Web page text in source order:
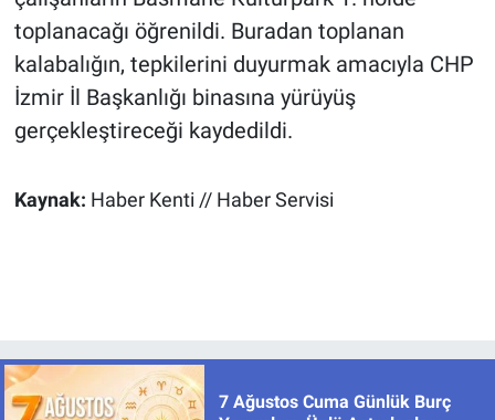
toplanacağı öğrenildi. Buradan toplanan
kalabalığın, tepkilerini duyurmak amacıyla CHP
İzmir İl Başkanlığı binasına yürüyüş
gerçekleştireceği kaydedildi.
Kaynak: Haber Kenti // Haber Servisi
7 Ağustos Cuma Günlük Burç